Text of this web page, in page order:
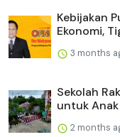
Kebijakan
Ekonomi,
3 months
Sekolah
untuk
2 months